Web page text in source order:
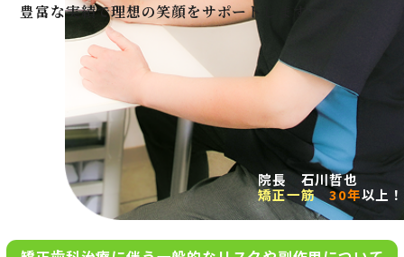
Q＆A
アクセス
お問い合わせ
豊富な実績で理想の笑顔をサポートします
院長 石川哲也
矯正一筋
30年以上！